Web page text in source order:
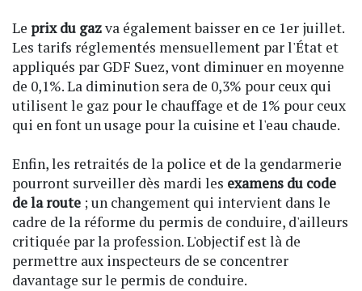
Le prix du gazva également baisser en ce 1er juillet.
Les tarifs réglementés mensuellement par l'État et
appliqués par GDF Suez, vont diminuer en moyenne
de 0,1%. La diminution sera de 0,3% pour ceux qui
utilisent le gaz pour le chauffage et de 1% pour ceux
qui en font un usage pour la cuisine et l'eau chaude.
Enfin, les retraités de la police et de la gendarmerie
pourront surveiller dès mardi les examens du code
de la route ; un changement qui intervient dans le
cadre de la réforme du permis de conduire, d'ailleurs
critiquée par la profession. L'objectif est là de
permettre aux inspecteurs de se concentrer
davantage sur le permis de conduire.